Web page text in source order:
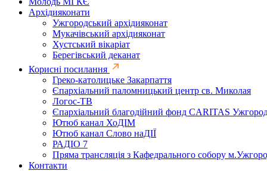
Архідияконати
Ужгородський архідияконат
Мукачівський архідияконат
Хустський вікаріат
Берегівський деканат
Корисні посилання
Греко-католицьке Закарпаття
Єпархіальний паломницький центр св. Миколая
Логос-ТВ
Єпархіальний благодійний фонд CARITAS
Ютюб канал ХоДІМ
Ютюб канал Слово наДІЇ
РАДІО 7
Пряма трансляція з Кафедрального собору
Контакти